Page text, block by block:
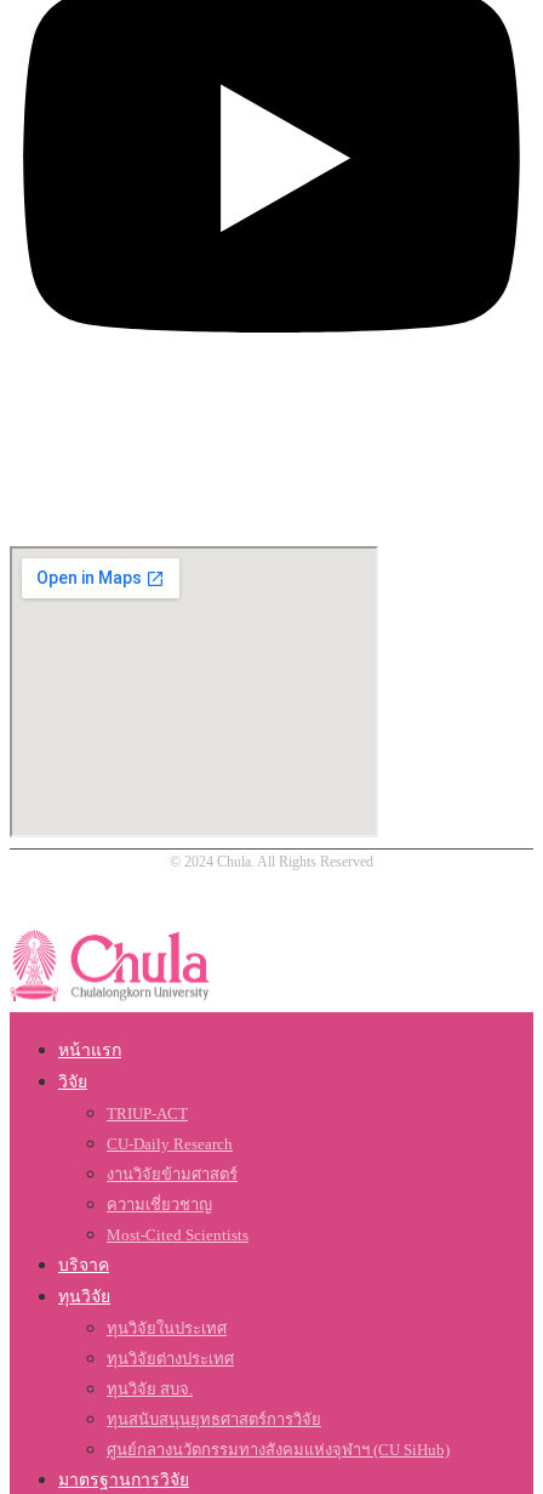
© 2024 Chula. All Rights Reserved
หน้าแรก
วิจัย
TRIUP-ACT
CU-Daily Research
งานวิจัยข้ามศาสตร์
ความเชี่ยวชาญ
Most-Cited Scientists
บริจาค
ทุนวิจัย
ทุนวิจัยในประเทศ
ทุนวิจัยต่างประเทศ
ทุนวิจัย สบจ.
ทุนสนับสนุนยุทธศาสตร์การวิจัย
ศูนย์กลางนวัตกรรมทางสังคมแห่งจุฬาฯ (CU SiHub)
มาตรฐานการวิจัย